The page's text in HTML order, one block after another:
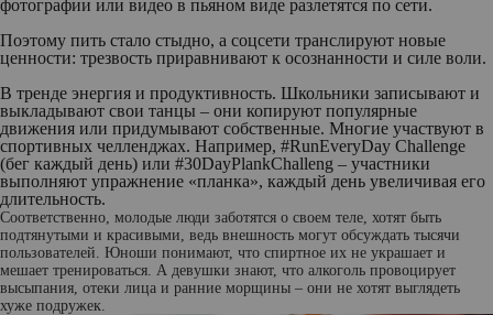
фотографии или видео в пьяном виде разлетятся по сети.
Поэтому пить стало стыдно, а соцсети транслируют новые
ценности: трезвость приравнивают к осознанности и силе воли.
В тренде энергия и продуктивность. Школьники записывают и
выкладывают свои танцы – они копируют популярные
движения или придумывают собственные. Многие участвуют в
спортивных челленджах. Например, #RunEveryDay Challenge
(бег каждый день) или #30DayPlankChalleng – участники
выполняют упражнение «планка», каждый день увеличивая его
длительность.
Соответственно, молодые люди заботятся о своем теле, хотят быть
подтянутыми и красивыми, ведь внешность могут обсуждать тысячи
пользователей. Юноши понимают, что спиртное их не украшает и
мешает тренироваться. А девушки знают, что алкоголь провоцирует
высыпания, отеки лица и ранние морщины – они не хотят выглядеть
хуже подружек.